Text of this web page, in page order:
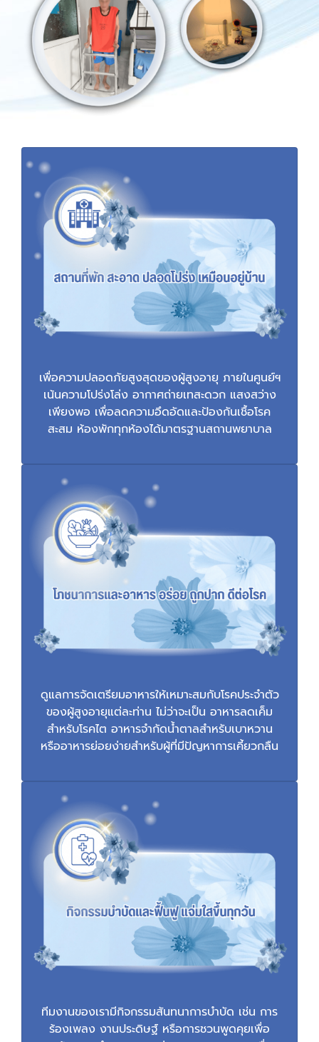
เพื่อความปลอดภัยสูงสุดของผู้สูงอายุ ภายในศูนย์ฯ
เน้นความโปร่งโล่ง อากาศถ่ายเทสะดวก แสงสว่าง
เพียงพอ เพื่อลดความอึดอัดและป้องกันเชื้อโรค
สะสม ห้องพักทุกห้องได้มาตรฐานสถานพยาบาล
ดูแลการจัดเตรียมอาหารให้เหมาะสมกับโรคประจำตัว
ของผู้สูงอายุแต่ละท่าน ไม่ว่าจะเป็น อาหารลดเค็ม
สำหรับโรคไต อาหารจำกัดน้ำตาลสำหรับเบาหวาน
หรืออาหารย่อยง่ายสำหรับผู้ที่มีปัญหาการเคี้ยวกลืน
ทีมงานของเรามีกิจกรรมสันทนาการบำบัด เช่น การ
ร้องเพลง งานประดิษฐ์ หรือการชวนพูดคุยเพื่อ